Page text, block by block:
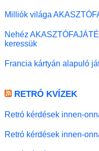
Milliók világa
Nehéz
keressük
Francia kártyán alapuló
RETRÓ KVÍZEK
Retró kérdések innen-
Retró kérdések innen-